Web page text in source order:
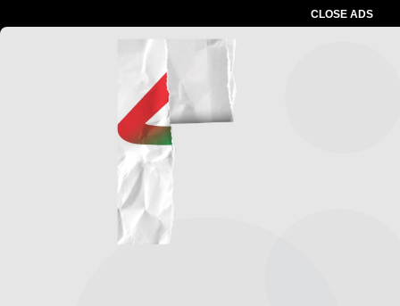
CLOSE ADS
Advertesment